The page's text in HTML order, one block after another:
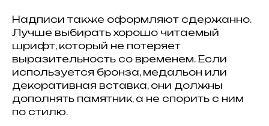
Надписи также оформляют сдержанно.
Лучше выбирать хорошо читаемый
шрифт, который не потеряет
выразительность со временем. Если
используется бронза, медальон или
декоративная вставка, они должны
дополнять памятник, а не спорить с ним
по стилю.